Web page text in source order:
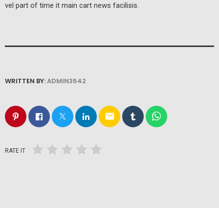
vel part of time it main cart news facilisis.
WRITTEN BY:ADMIN3542
email
RATE IT